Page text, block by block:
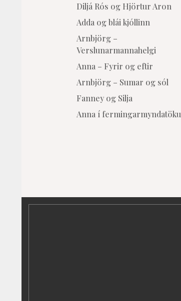
Diljá Rós og Hjörtur Aron
Adda og blái kjóllinn
Arnbjörg –
Verslunarmannahelgi
Anna – Fyrir og eftir
Arnbjörg – Sumar og sól
Fanney og Silja
Anna í fermingarmyndatöku